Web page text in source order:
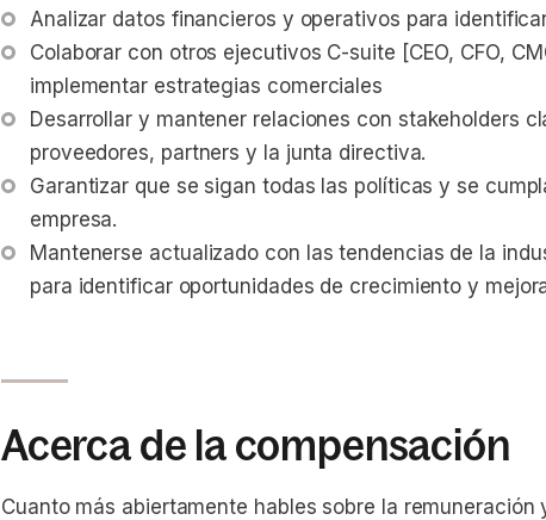
Analizar datos financieros y operativos para
Colaborar con otros ejecutivos C-suite [CEO, CFO,
implementar estrategias comerciales
Desarrollar y mantener relaciones con stakeholders
proveedores, partners y la junta directiva.
Garantizar que se sigan todas las políticas y se
empresa.
Mantenerse actualizado con las tendencias de la
para identificar oportunidades de crecimiento y
Acerca de la compensación
Cuanto más abiertamente hables sobre la